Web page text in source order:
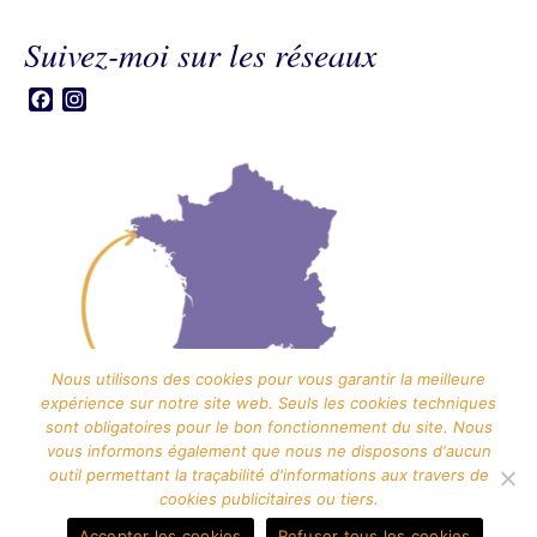
Suivez-moi sur les réseaux
Facebook
Contact Mentions légales Politique de confidentialité CGV Plan du site
Nous utilisons des cookies pour vous garantir la meilleure
expérience sur notre site web. Seuls les cookies techniques
sont obligatoires pour le bon fonctionnement du site. Nous
vous informons également que nous ne disposons d'aucun
outil permettant la traçabilité d'informations aux travers de
cookies publicitaires ou tiers.